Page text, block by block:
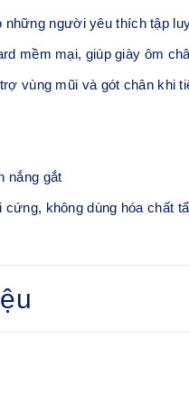
người yêu thích tập
mềm mại, giúp giày ôm
vùng mũi và gót chân khi
nắng gắt
cứng, không dùng hóa chất